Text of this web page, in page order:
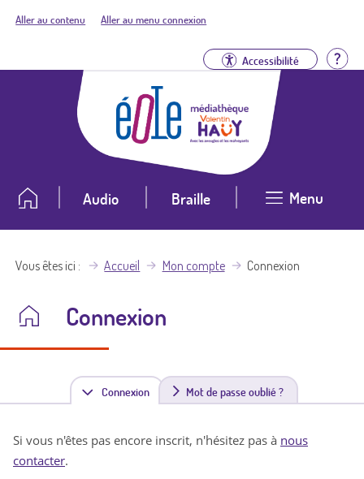
Aller au contenu Aller au menu connexion
Accessibilité
Audio Braille Menu
Vous êtes ici Accueil Mon compte Connexion
Connexion
Connexion(
n
Mot de passe oublié ?
Si vous n'êtes pas encore inscrit, n'hésitez pas à nous
contacter.